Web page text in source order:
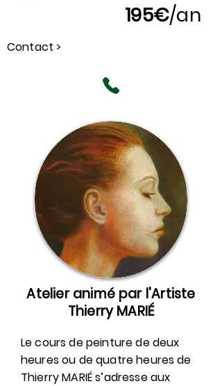
195€/an
Contact >
Atelier animé par l'Artiste
Thierry MARIÉ
Le cours de peinture de deux
heures ou de quatre heures de
Thierry MARIÉ s’adresse aux